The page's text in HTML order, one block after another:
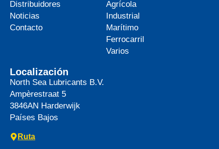
Distribuidores
Noticias
Contacto
Agrícola
Industrial
Marítimo
Ferrocarril
Varios
Localización
North Sea Lubricants B.V.
Ampèrestraat 5
3846AN Harderwijk
Países Bajos
Ruta